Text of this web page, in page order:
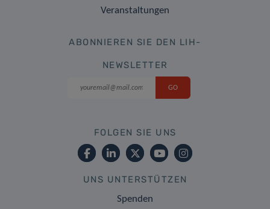
Veranstaltungen
ABONNIEREN SIE DEN LIH-
NEWSLETTER
FOLGEN SIE UNS
UNS UNTERSTÜTZEN
Spenden